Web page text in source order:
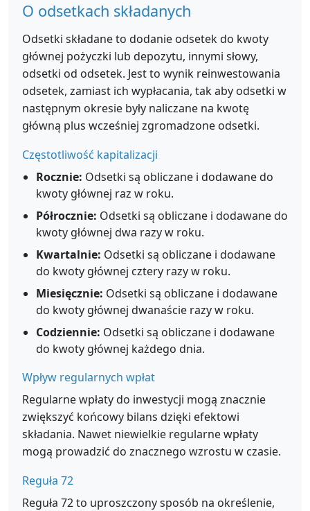
O odsetkach składanych
Odsetki składane to dodanie odsetek do kwoty
głównej pożyczki lub depozytu, innymi słowy,
odsetki od odsetek. Jest to wynik reinwestowania
odsetek, zamiast ich wypłacania, tak aby odsetki w
następnym okresie były naliczane na kwotę
główną plus wcześniej zgromadzone odsetki.
Częstotliwość kapitalizacji
Rocznie: Odsetki są obliczane i dodawane do
kwoty głównej raz w roku.
Półrocznie: Odsetki są obliczane i dodawane do
kwoty głównej dwa razy w roku.
Kwartalnie: Odsetki są obliczane i dodawane
do kwoty głównej cztery razy w roku.
Miesięcznie: Odsetki są obliczane i dodawane
do kwoty głównej dwanaście razy w roku.
Codziennie: Odsetki są obliczane i dodawane
do kwoty głównej każdego dnia.
Wpływ regularnych wpłat
Regularne wpłaty do inwestycji mogą znacznie
zwiększyć końcowy bilans dzięki efektowi
składania. Nawet niewielkie regularne wpłaty
mogą prowadzić do znacznego wzrostu w czasie.
Reguła 72
Reguła 72 to uproszczony sposób na określenie,